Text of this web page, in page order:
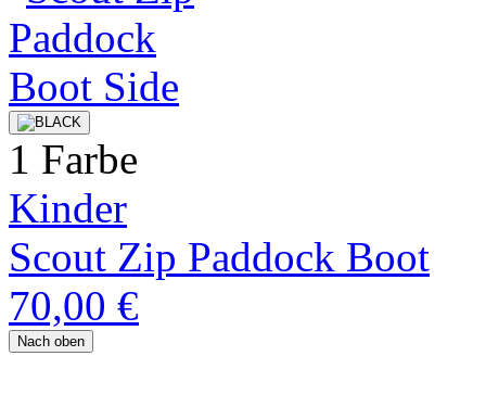
1 Farbe
Kinder
Scout Zip Paddock Boot
70,00 €
Nach oben